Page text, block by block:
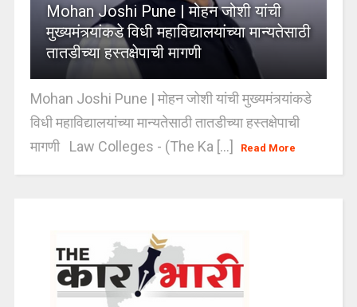
Mohan Joshi Pune | मोहन जोशी यांची
मुख्यमंत्र्यांकडे विधी महाविद्यालयांच्या मान्यतेसाठी
तातडीच्या हस्तक्षेपाची मागणी
Mohan Joshi Pune | मोहन जोशी यांची मुख्यमंत्र्यांकडे
विधी महाविद्यालयांच्या मान्यतेसाठी तातडीच्या हस्तक्षेपाची
मागणी Law Colleges - (The Ka [...]
Read More